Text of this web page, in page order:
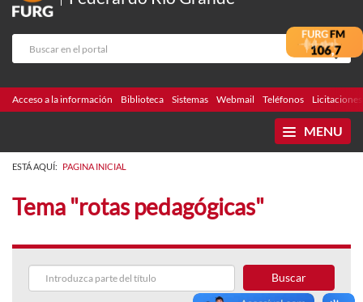
Acceso a la información Biblioteca Sistemas Webmail Teléfonos Licitaciones
MENU
ESTÁ AQUÍ: PAGINA INICIAL
Tema "rotas pedagógicas"
Buscar